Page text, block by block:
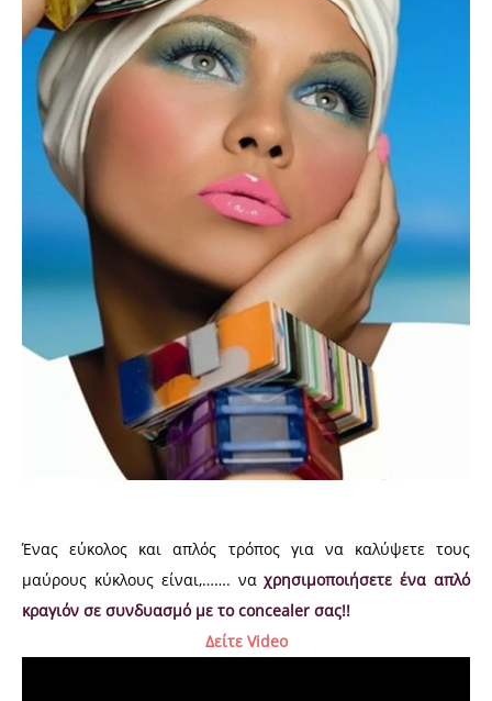
Ένας εύκολος και απλός τρόπος για να καλύψετε τους
μαύρους κύκλους είναι,……. ναχρησιμοποιήσετε ένα απλό
κραγιόν σε συνδυασμό με το concealer σας!!
Δείτε Video